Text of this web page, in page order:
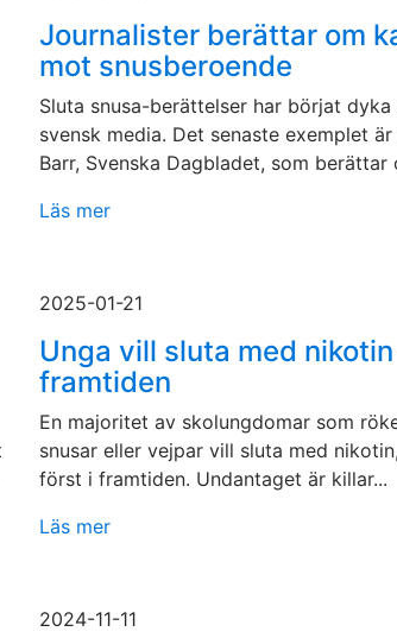
Journalister berättar om
mot snusberoende
Sluta snusa-berättelser har börjat dyka
svensk media. Det senaste exemplet är
Barr, Svenska Dagbladet, som berättar
Läs mer
2025-01-21
Unga vill sluta med nikotin
framtiden
En majoritet av skolungdomar som
snusar eller vejpar vill sluta med
först i framtiden. Undantaget är killar...
Läs mer
2024-11-11